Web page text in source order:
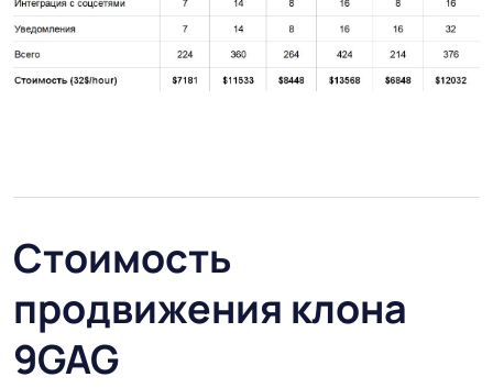
Стоимость
продвижения клона
9GAG